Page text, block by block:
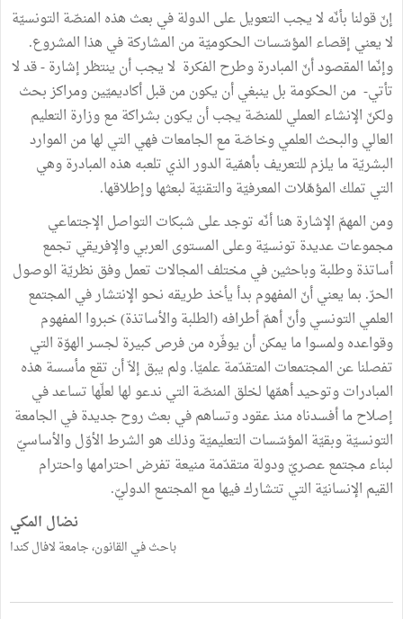
إنّ قولنا بأنّه لا يجب التعويل على الدولة في بعث هذه المنصّة التونسيّة
لا يعني إقصاء المؤسّسات الحكوميّة من المشاركة في هذا المشروع.
وإنّما المقصود أنّ المبادرة وطرح الفكرة لا يجب أن ينتظر إشارة - قد لا
تأتي- من الحكومة بل ينبغي أن يكون من قبل أكاديميّين ومراكز بحث
ولكنّ الإنشاء العملي للمنصّة يجب أن يكون بشراكة مع وزارة التعليم
العالي والبحث العلمي وخاصّة مع الجامعات فهي التي لها من الموارد
البشريّة ما يلزم للتعريف بأهمّية الدور الذي تلعبه هذه المبادرة وهي
التي تملك المؤهّلات المعرفيّة والتقنيّة لبعثها وإطلاقها.
ومن المهمّ الإشارة هنا أنّه توجد على شبكات التواصل الإجتماعي
مجموعات عديدة تونسيّة وعلى المستوى العربي والإفريقي تجمع
أساتذة وطلبة وباحثين في مختلف المجالات تعمل وفق نظريّة الوصول
الحرّ. بما يعني أنّ المفهوم بدأ يأخذ طريقه نحو الإنتشار في المجتمع
العلمي التونسي وأنّ أهمّ أطرافه (الطلبة والأساتذة) خبروا المفهوم
وقواعده ولمسوا ما يمكن أن يوفّره من فرص كبيرة لجسر الهوّة التي
تفصلنا عن المجتمعات المتقدّمة علميّا. ولم يبق إلاّ أن تقع مأسسة هذه
المبادرات وتوحيد أهمّها لخلق المنصّة التي ندعو لها لعلّها تساعد في
إصلاح ما أفسدناه منذ عقود وتساهم في بعث روح جديدة في الجامعة
التونسيّة وبقيّة المؤسّسات التعليميّة وذلك هو الشرط الأوّل والأساسيّ
لبناء مجتمع عصريّ ودولة متقدّمة منيعة تفرض احترامها واحترام
القيم الإنسانيّة التي تتشارك فيها مع المجتمع الدوليّ.
نضال المكي
باحث في القانون، جامعة لافال كندا